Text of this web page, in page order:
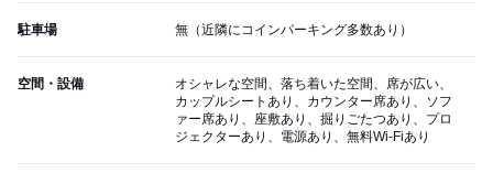
駐車場 無（近隣にコインパーキング多数あり）
空間・設備
オシャレな空間、落ち着いた空間、席が広い、
カップルシートあり、カウンター席あり、ソフ
ァー席あり、座敷あり、掘りごたつあり、プロ
ジェクターあり、電源あり、無料Wi-Fiあり